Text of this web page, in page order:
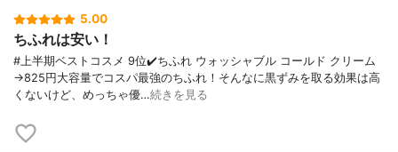
5.00
ちふれは安い！
#上半期ベストコスメ 9位✔️ちふれ ウォッシャブル コールド クリーム
→825円大容量でコスパ最強のちふれ！そんなに黒ずみを取る効果は高
くないけど、めっちゃ優…続きを見る